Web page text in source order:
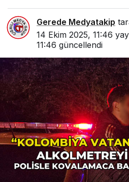
Gerede Medyatakip
14 Ekim 2025, 11:46
11:46 güncellendi
Bahçede Son Buldu!